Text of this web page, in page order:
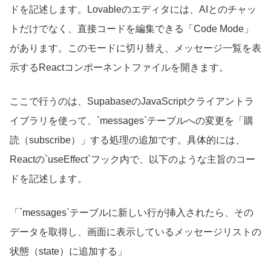
ドを記述します。Lovableのエディタには、AIとのチャッ
トだけでなく、直接コードを編集できる「Code Mode」
があります。このモードに切り替え、メッセージ一覧を表
示するReactコンポーネントファイルを開きます。
ここで行うのは、SupabaseのJavaScriptクライアントラ
イブラリを使って、`messages`テーブルへの変更を「購
読（subscribe）」する処理の追加です。具体的には、
Reactの`useEffect`フック内で、以下のような主旨のコー
ドを記述します。
「`messages`テーブルに新しい行が挿入されたら、その
データを取得し、画面に表示しているメッセージリストの
状態（state）に追加する」